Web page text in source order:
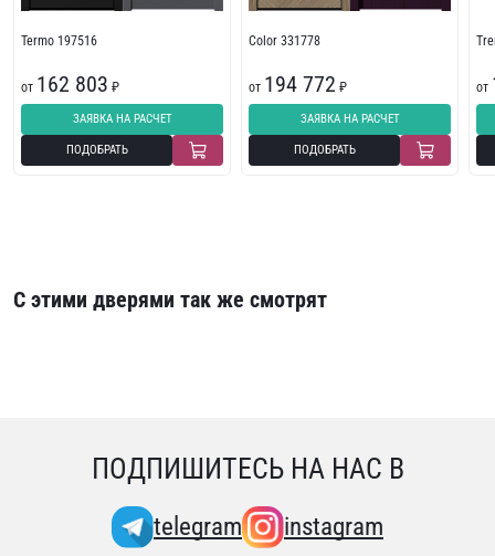
Termo 197516
от 162 803 ₽
ЗАЯВКА НА РАСЧЕТ
ПОДОБРАТЬ
Color 331778
от 194 772 ₽
ЗАЯВКА НА РАСЧЕТ
ПОДОБРАТЬ
от
С этими дверями так же смотрят
ПОДПИШИТЕСЬ НА НАС В
telegram instagram